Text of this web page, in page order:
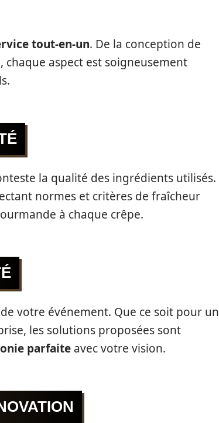
tout-en-un. De la conception de
chaque aspect est soigneusement
la qualité des ingrédients utilisés.
normes et critères de fraîcheur
à chaque crêpe.
votre événement. Que ce soit pour un
les solutions proposées sont
parfaite avec votre vision.